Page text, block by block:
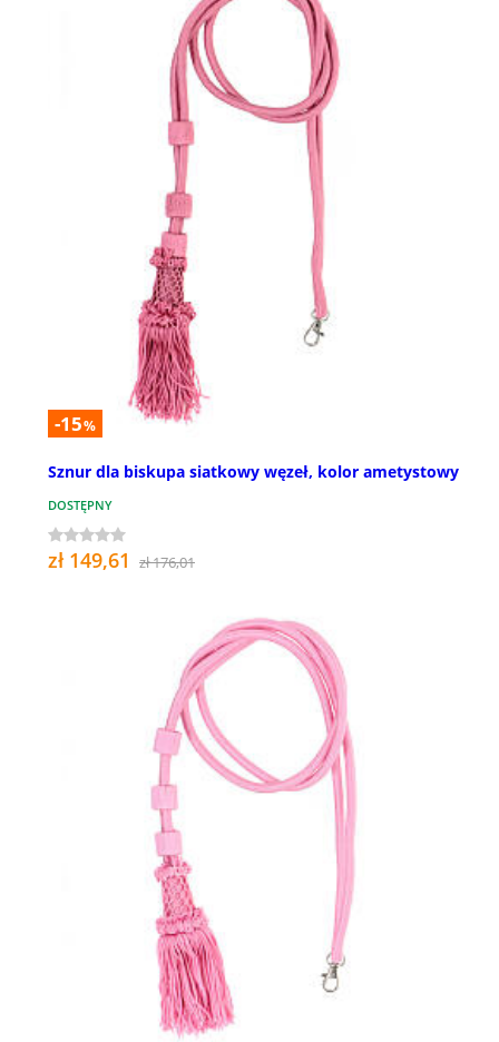
-15%
Sznur dla biskupa siatkowy węzeł, kolor ametystowy
DOSTĘPNY
zł 149,61 zł 176,01